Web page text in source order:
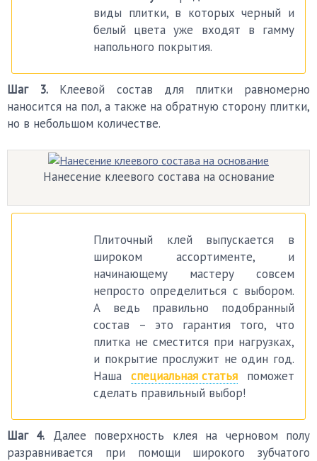
виды плитки, в которых черный и
белый цвета уже входят в гамму
напольного покрытия.
Шаг 3. Клеевой состав для плитки равномерно
наносится на пол, а также на обратную сторону плитки,
но в небольшом количестве.
Нанесение клеевого состава на основание
Плиточный клей выпускается в
широком ассортименте, и
начинающему мастеру совсем
непросто определиться с выбором.
А ведь правильно подобранный
состав – это гарантия того, что
плитка не сместится при нагрузках,
и покрытие прослужит не один год.
Наша специальная статья поможет
сделать правильный выбор!
Шаг 4. Далее поверхность клея на черновом полу
разравнивается при помощи широкого зубчатого